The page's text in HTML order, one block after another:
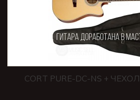
CORT PURE-DC-NS +